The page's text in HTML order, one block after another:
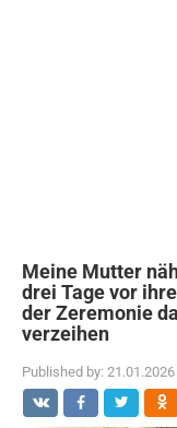
Meine Mutter
drei Tage vor
der Zeremonie
verzeihen
Published by: 21.01.2026